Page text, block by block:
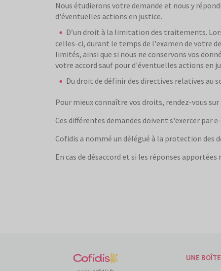
Nous étudierons votre demande et nous y
d'éventuelles actions en justice.
D’un droit à la limitation des traitements.
celles-ci, durant le temps de l'examen de votre
limités, ainsi que si nous ne conservons vos
votre accord sauf pour d'éventuelles actions en
Du droit de définir des directives relatives au
Pour mieux connaître vos droits, rendez-vous sur
Ces différentes demandes doivent s'exercer par
Cofidis a nommé un délégué à la protection des
En cas de désaccord et si les réponses
UNE